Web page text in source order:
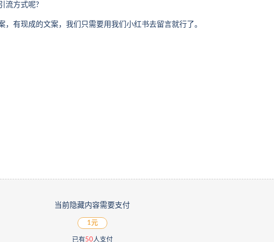
流方式呢?
，有现成的文案，我们只需要用我们小红书去留言就行了。
当前隐藏内容需要支付
1元
已有50人支付